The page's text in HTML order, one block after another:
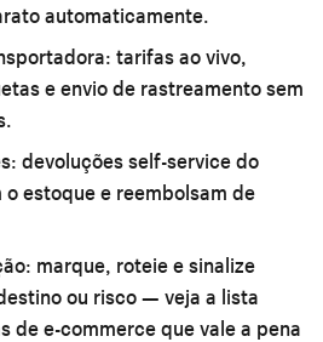
automaticamente.
tarifas ao vivo,
e envio de rastreamento sem
devoluções self-service do
estoque e reembolsam de
marque, roteie e sinalize
ou risco — veja a lista
de e-commerce que vale a pena